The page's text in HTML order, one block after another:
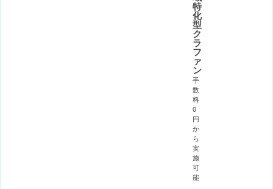
特
化
型
ク
ラ
フ
ァ
ン
手
数
料
0
円
か
ら
実
施
可
能